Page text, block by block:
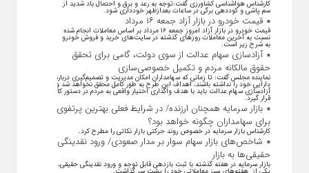
کارشناس هواشناسی کشاورزی گفت:توجه به رعد و برق و احتمال باد شدید از
سم پاشی و کوددهی برگی در ساعات بعدازظهر خودداری شود.
قیمت خودرو در بازار آزاد جمعه ۱۶ مرداد
قیمت خودرو در بازار آزاد امروز جمعه ۱۶ مرداد بر اساس معاملات انجام شده
نسبت به آخرین معاملات روز‌های گذشته در سایت‌های خرید و فروش خودرو
به شرح زیر است.
آزادسازی سهام عدالت از سوی دولت، گامی برای تحقق
حقوق مالکانه مردم و تکمیل خصوصی‌سازی
نماینده مجلس گفت: تا زمانی که سهامداران امکان مدیریت و تصمیم‌گیری درباره
دارایی خود را نداشته باشند، اهداف این طرح به طور کامل محقق نخواهد شد و
آزادسازی سهام عدالت باید با هدف واگذاری اختیار واقعی به مردم در دستور کار
قرار گیرد.
بازار سرمایه همچنان ارزنده/ در شرایط فعلی بهترین پرتفوی
برای سهامداران چگونه خواهد بود؟
کارشناس بازار سرمایه در خصوص روند حرکتی بازار نکاتی را مطرح کرد.
شاخص‌های بازار سهام سوار بر مدار صعودی/ ورود نقدینگی
حقیقی‌ها به بازار
بازار سرمایه در هفته گذشته با ثبت بازدهی قابل توجه و ورود نقدینگی حقیقی،